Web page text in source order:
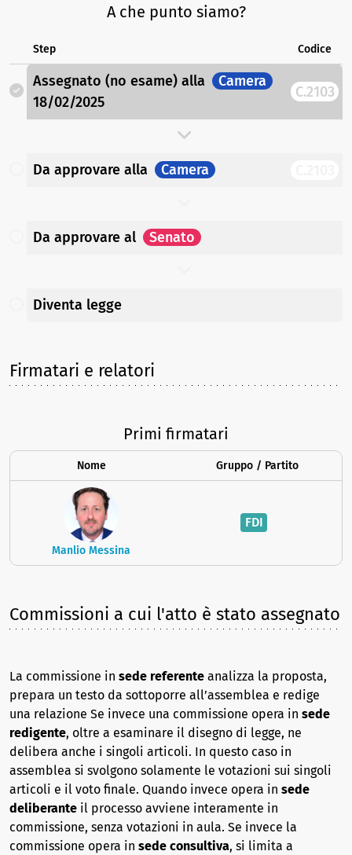
A che punto siamo?
Step Codice
Assegnato (no esame) alla
Camera
18/02/2025
C.2103
Da approvare alla Camera
Da approvare al Senato
Diventa legge
Firmatari e relatori
Primi firmatari
Nome Gruppo / Partito
Manlio Messina
FDI
Commissioni a cui l'atto è stato assegnato
La commissione in sede referente analizza la proposta,
prepara un testo da sottoporre all’assemblea e redige
una relazione Se invece una commissione opera in sede
redigente, oltre a esaminare il disegno di legge, ne
delibera anche i singoli articoli. In questo caso in
assemblea si svolgono solamente le votazioni sui singoli
articoli e il voto finale. Quando invece opera in sede
deliberante il processo avviene interamente in
commissione, senza votazioni in aula. Se invece la
commissione opera in sede consultiva, si limita a